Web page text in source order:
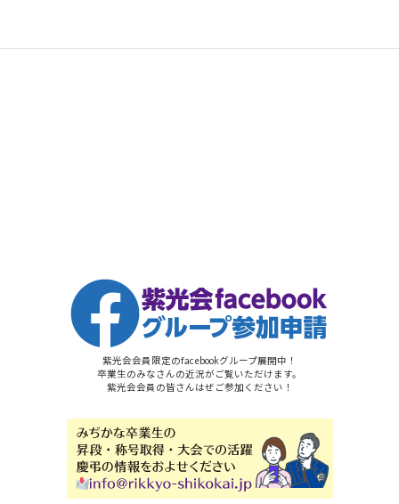
紫光会会員限定のfacebookグループ展開中！
卒業生のみなさんの近況がご覧いただけます。
紫光会会員の皆さんはぜご参加ください！